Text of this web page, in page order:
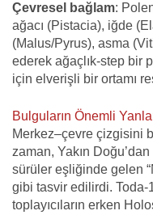
Çevresel bağlam:
ağacı (Pistacia), iğde
(Malus/Pyrus), asma
ederek ağaçlık-step bir
için elverişli bir ortamı
Bulguların Önemli
Merkez–çevre çizgisini
zaman, Yakın
sürüler eşliğinde gelen
gibi tasvir edilirdi. Toda-
toplayıcıların erken